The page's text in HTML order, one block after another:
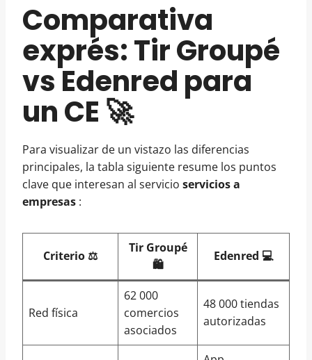
Comparativa
exprés: Tir Groupé
vs Edenred para
un CE 🚀
Para visualizar de un vistazo las diferencias
principales, la tabla siguiente resume los puntos
clave que interesan al servicio servicios a
empresas :
Criterio ⚖️
Tir Groupé
🛍️
Edenred 💻
Red física
62 000
comercios
asociados
48 000 tiendas
autorizadas